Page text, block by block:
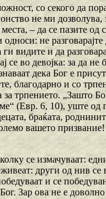
со секого да
не ми
– да се пазите
не
ги видите и да
во девојка: за да не
дека Бог е
благодарно и со
за трпението. „Зашто
(Евр. 6, 10), уште од
браќата,
вашето
се измачуваат:
други од нив
и се
Зар ова не е доволно